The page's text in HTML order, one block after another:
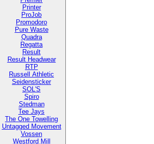
Printer
ProJob
Promodoro
Pure Waste
Quadra
Regatta
Result
Result Headwear
RTP
Russell Athletic
Seidensticker
SOL'S
Spiro
Stedman
Tee Jays
The One Towelling
Untagged Movement
Vossen
Westford Mill